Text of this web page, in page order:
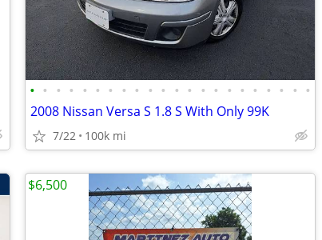
• • • • • • • • • • • • • • • • • • • • • •
2008 Nissan Versa S 1.8 S With Only 99K
7/22 100k mi
$6,500